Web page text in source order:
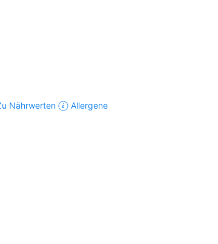
Nährwerten Allergene